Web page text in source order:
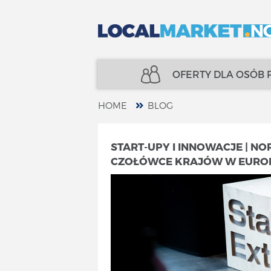
OFERTY DLA OSÓB
KREDYTY
UBEZPIECZENIA
SPECJALIŚCI
FINANSE
USŁUGI
HOME BLOG
START-UPY I INNOWACJE |
CZOŁÓWCE KRAJÓW W